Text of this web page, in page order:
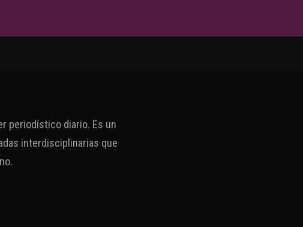
periodístico diario. Es un
interdisciplinarias que